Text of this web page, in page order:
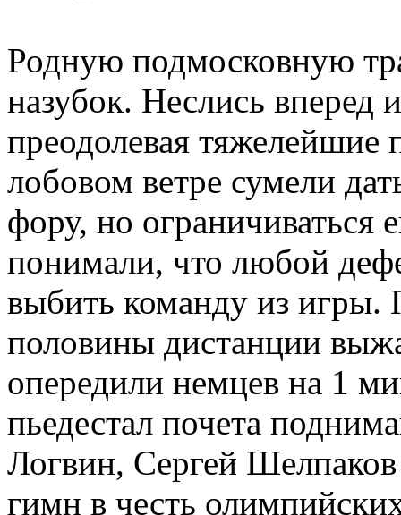
Родную подмосковную
назубок. Неслись вперед
преодолевая
лобовом ветре сумели
фору, но ограничиваться
понимали, что любой
выбить команду из игры.
половины дистанции
опередили немцев на 1
пьедестал почета
Логвин, Сергей
гимн в честь